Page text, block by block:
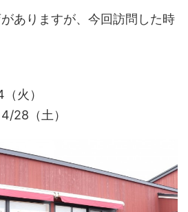
ありますが、今回訪問した時
火）
28（土）